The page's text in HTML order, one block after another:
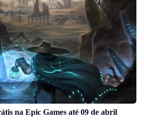
na Epic Games até 09 de abril